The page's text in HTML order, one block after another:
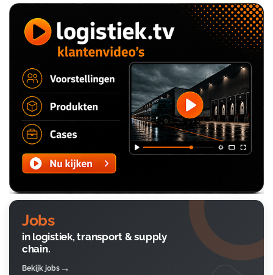
Jobs
in logistiek, transport & supply
chain.
Bekijk jobs